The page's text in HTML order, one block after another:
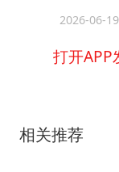
2026-06-19
打开APP
相关推荐